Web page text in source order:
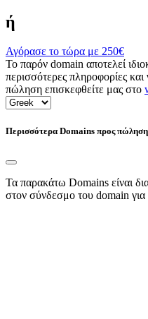
ή
Αγόρασε το τώρα με 250€
Το παρόν domain αποτελεί
περισσότερες πληροφορίες
πώληση επισκεφθείτε μας στο
Περισσότερα Domains προς πώληση
Τα παρακάτω Domains είναι
στον σύνδεσμο του domain για